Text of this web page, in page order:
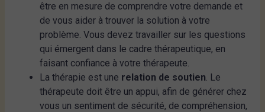
être en mesure de comprendre votre demande et
de vous aider à trouver la solution à votre
problème. Vous devez travailler sur les questions
qui émergent dans le cadre thérapeutique, en
faisant confiance à votre thérapeute.
La thérapie est une relation de soutien. Le
thérapeute doit être un appui, afin de générer chez
vous un sentiment de sécurité, de compréhension,